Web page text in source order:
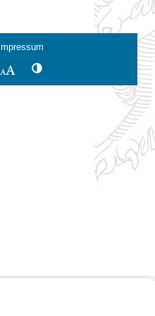
Impressum
SchriftgrößeKontrastwechsel